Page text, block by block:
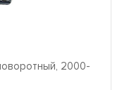
2000-